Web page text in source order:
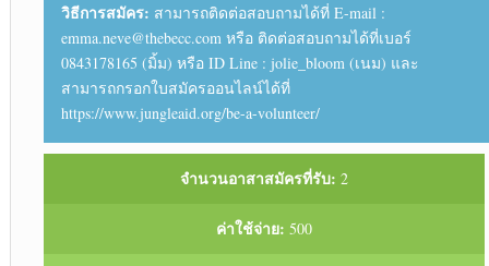
วิธีการสมัคร: สามารถติดต่อสอบถามได้ที่ E-mail :
emma.neve@thebecc.com หรือ ติดต่อสอบถามได้ที่เบอร์
0843178165 (มิ้ม) หรือ ID Line : jolie_bloom (เนม) และ
สามารถกรอกใบสมัครออนไลน์ได้ที่
https://www.jungleaid.org/be-a-volunteer/
จำนวนอาสาสมัครที่รับ: 2
ค่าใช้จ่าย: 500